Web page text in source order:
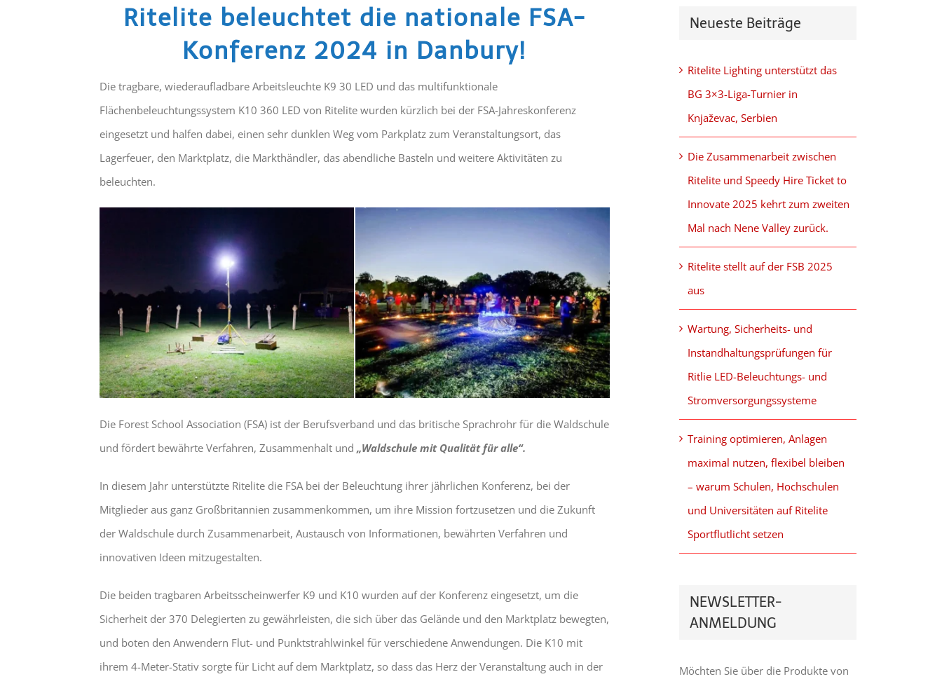
Ritelite beleuchtet die nationale FSA-
Konferenz 2024 in Danbury!
Die tragbare, wiederaufladbare Arbeitsleuchte K9 30 LED und das multifunktionale
Flächenbeleuchtungssystem K10 360 LED von Ritelite wurden kürzlich bei der FSA-Jahreskonferenz
eingesetzt und halfen dabei, einen sehr dunklen Weg vom Parkplatz zum Veranstaltungsort, das
Lagerfeuer, den Marktplatz, die Markthändler, das abendliche Basteln und weitere Aktivitäten zu
beleuchten.
Die Forest School Association (FSA) ist der Berufsverband und das britische Sprachrohr für die Waldschule
und fördert bewährte Verfahren, Zusammenhalt und „Waldschule mit Qualität für alle“.
In diesem Jahr unterstützte Ritelite die FSA bei der Beleuchtung ihrer jährlichen Konferenz, bei der
Mitglieder aus ganz Großbritannien zusammenkommen, um ihre Mission fortzusetzen und die Zukunft
der Waldschule durch Zusammenarbeit, Austausch von Informationen, bewährten Verfahren und
innovativen Ideen mitzugestalten.
Die beiden tragbaren Arbeitsscheinwerfer K9 und K10 wurden auf der Konferenz eingesetzt, um die
Sicherheit der 370 Delegierten zu gewährleisten, die sich über das Gelände und den Marktplatz bewegten,
und boten den Anwendern Flut- und Punktstrahlwinkel für verschiedene Anwendungen. Die K10 mit
ihrem 4-Meter-Stativ sorgte für Licht auf dem Marktplatz, so dass das Herz der Veranstaltung auch in der
Neueste Beiträge
Ritelite Lighting unterstützt das
BG 3×3-Liga-Turnier in
Knjaževac, Serbien
Die Zusammenarbeit zwischen
Ritelite und Speedy Hire Ticket to
Innovate 2025 kehrt zum zweiten
Mal nach Nene Valley zurück.
Ritelite stellt auf der FSB 2025
aus
Wartung, Sicherheits- und
Instandhaltungsprüfungen für
Ritlie LED-Beleuchtungs- und
Stromversorgungssysteme
Training optimieren, Anlagen
maximal nutzen, flexibel bleiben
– warum Schulen, Hochschulen
und Universitäten auf Ritelite
Sportflutlicht setzen
NEWSLETTER-
ANMELDUNG
Möchten Sie über die Produkte von